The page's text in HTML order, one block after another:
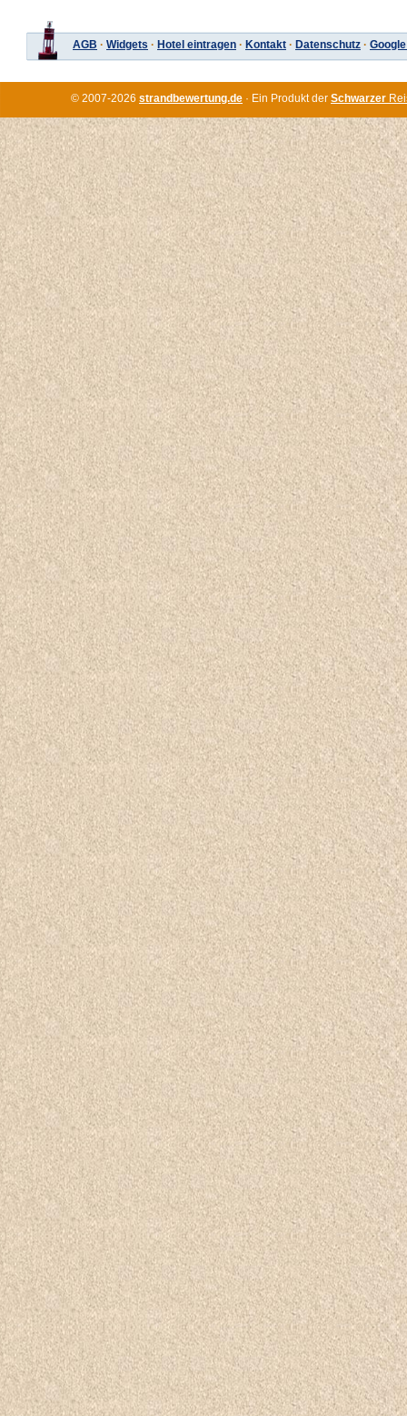
AGB · Widgets · Hotel eintragen · Kontakt · Datenschutz ·
© 2007-2026 strandbewertung.de · Ein Produkt der Schwarzer